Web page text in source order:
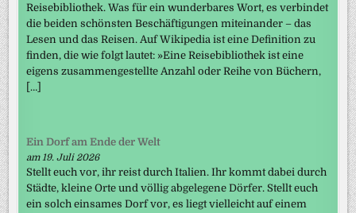
Reisebibliothek. Was für ein wunderbares Wort, es verbindet
die beiden schönsten Beschäftigungen miteinander – das
Lesen und das Reisen. Auf Wikipedia ist eine Definition zu
finden, die wie folgt lautet: »Eine Reisebibliothek ist eine
eigens zusammengestellte Anzahl oder Reihe von Büchern,
[…]
Ein Dorf am Ende der Welt
am 19. Juli 2026
Stellt euch vor, ihr reist durch Italien. Ihr kommt dabei durch
Städte, kleine Orte und völlig abgelegene Dörfer. Stellt euch
ein solch einsames Dorf vor, es liegt vielleicht auf einem